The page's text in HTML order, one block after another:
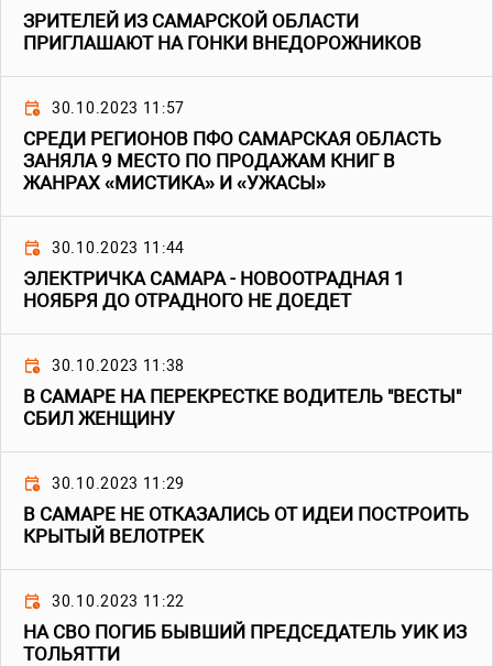
ЗРИТЕЛЕЙ ИЗ САМАРСКОЙ ОБЛАСТИ
ПРИГЛАШАЮТ НА ГОНКИ ВНЕДОРОЖНИКОВ
30.10.2023 11:57
СРЕДИ РЕГИОНОВ ПФО САМАРСКАЯ ОБЛАСТЬ
ЗАНЯЛА 9 МЕСТО ПО ПРОДАЖАМ КНИГ В
ЖАНРАХ «МИСТИКА» И «УЖАСЫ»
30.10.2023 11:44
ЭЛЕКТРИЧКА САМАРА - НОВООТРАДНАЯ 1
НОЯБРЯ ДО ОТРАДНОГО НЕ ДОЕДЕТ
30.10.2023 11:38
В САМАРЕ НА ПЕРЕКРЕСТКЕ ВОДИТЕЛЬ "ВЕСТЫ"
СБИЛ ЖЕНЩИНУ
30.10.2023 11:29
В САМАРЕ НЕ ОТКАЗАЛИСЬ ОТ ИДЕИ ПОСТРОИТЬ
КРЫТЫЙ ВЕЛОТРЕК
30.10.2023 11:22
НА СВО ПОГИБ БЫВШИЙ ПРЕДСЕДАТЕЛЬ УИК ИЗ
ТОЛЬЯТТИ